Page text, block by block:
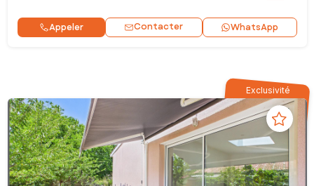
Appeler Contacter WhatsApp
Exclusivité